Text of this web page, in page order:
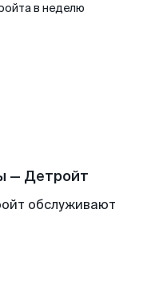
в неделю
— Детройт
обслуживают